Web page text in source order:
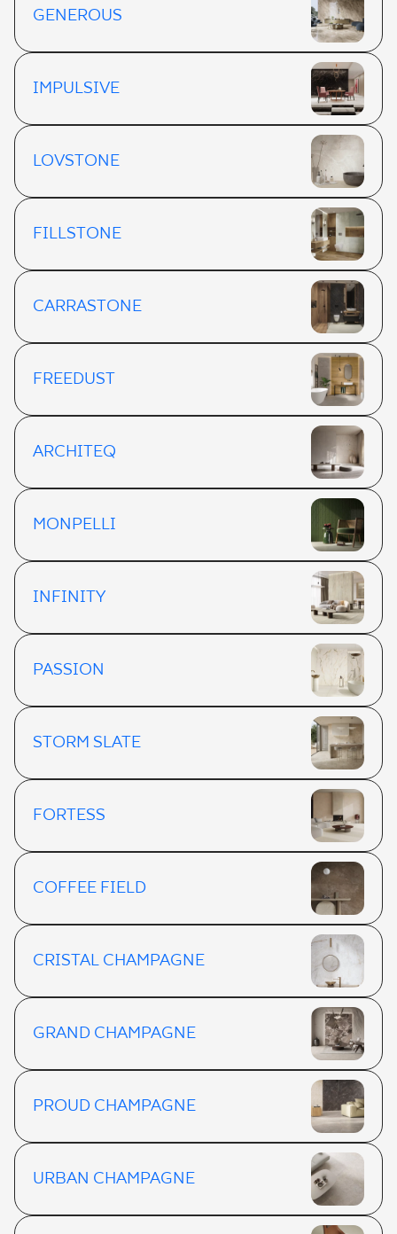
GENEROUS
IMPULSIVE
LOVSTONE
FILLSTONE
CARRASTONE
FREEDUST
ARCHITEQ
MONPELLI
INFINITY
PASSION
STORM SLATE
FORTESS
COFFEE FIELD
CRISTAL CHAMPAGNE
GRAND CHAMPAGNE
PROUD CHAMPAGNE
URBAN CHAMPAGNE